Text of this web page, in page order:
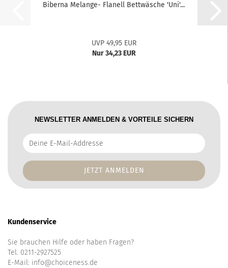
Biberna Melange- Flanell Bettwäsche 'Uni'...
UVP 49,95 EUR
Nur 34,23 EUR
NEWSLETTER ANMELDEN & VORTEILE SICHERN
Deine
E-
Addresse
Kundenservice
Sie brauchen Hilfe oder haben Fragen?
Tel. 0211-2927525
E-Mail: info@choiceness.de